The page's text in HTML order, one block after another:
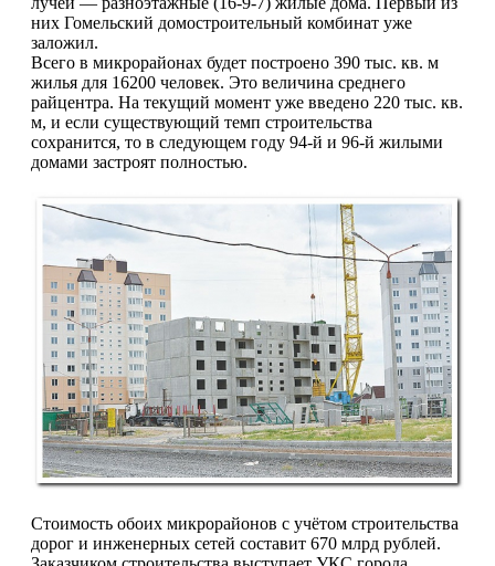
них Гомельский домо­строительный комбинат уже
заложил.
Всего в микрорайонах будет построе­но 390 тыс. кв. м
жилья для 16200 чело­век. Это величина среднего
райцентра. На текущий момент уже введено 220 тыс. кв.
м, и если существующий темп строительства
сохранится, то в следую­щем году 94-й и 96-й жилыми
домами застроят полностью.
Стоимость обоих микрорайонов с учётом строительства
дорог и инженер­ных сетей составит 670 млрд рублей.